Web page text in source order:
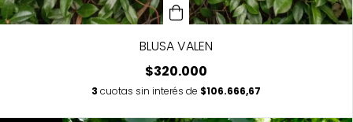
BLUSA VALEN
$320.000
3 cuotas sin interés de $106.666,67